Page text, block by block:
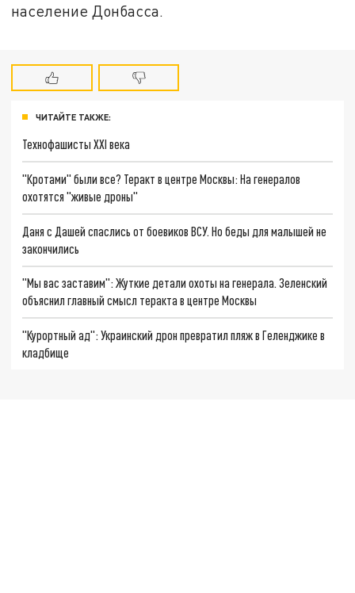
население Донбасса.
ЧИТАЙТЕ ТАКЖЕ:
Технофашисты XXI века
"Кротами" были все? Теракт в центре Москвы: На генералов
охотятся "живые дроны"
Даня с Дашей спаслись от боевиков ВСУ. Но беды для малышей не
закончились
"Мы вас заставим": Жуткие детали охоты на генерала. Зеленский
объяснил главный смысл теракта в центре Москвы
"Курортный ад": Украинский дрон превратил пляж в Геленджике в
кладбище